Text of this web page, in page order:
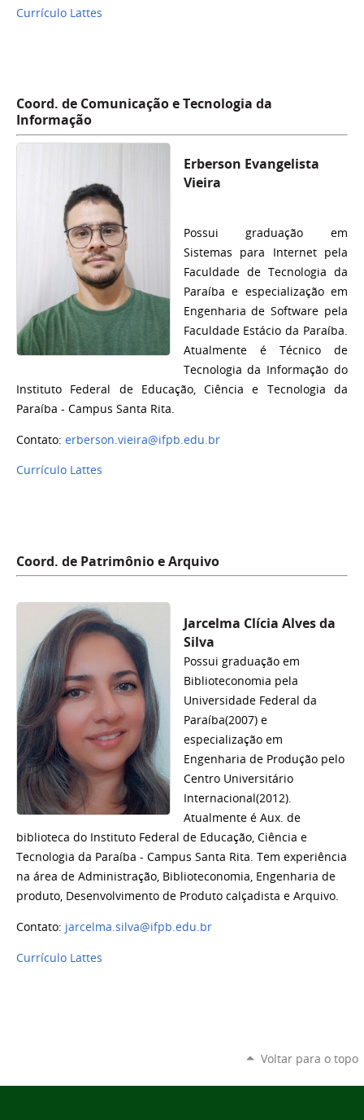
Currículo Lattes
Coord. de Comunicação e Tecnologia da
Informação
Erberson Evangelista
Vieira
Possui graduação em
Sistemas para Internet pela
Faculdade de Tecnologia da
Paraíba e especialização em
Engenharia de Software pela
Faculdade Estácio da Paraíba.
Atualmente é Técnico de
Tecnologia da Informação do
Instituto Federal de Educação, Ciência e Tecnologia da
Paraíba - Campus Santa Rita.
Contato: erberson.vieira@ifpb.edu.br
Currículo Lattes
Coord. de Patrimônio e Arquivo
Jarcelma Clícia Alves da
Silva
Possui graduação em
Biblioteconomia pela
Universidade Federal da
Paraíba(2007) e
especialização em
Engenharia de Produção pelo
Centro Universitário
Internacional(2012).
Atualmente é Aux. de
biblioteca do Instituto Federal de Educação, Ciência e
Tecnologia da Paraíba - Campus Santa Rita. Tem experiência
na área de Administração, Biblioteconomia, Engenharia de
produto, Desenvolvimento de Produto calçadista e Arquivo.
Contato: jarcelma.silva@ifpb.edu.br
Currículo Lattes
Voltar para o topo